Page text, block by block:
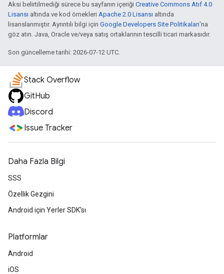
Aksi belirtilmediği sürece bu sayfanın içeriği Creative Commons Atıf 4.0
Lisansı altında ve kod örnekleri Apache 2.0 Lisansı altında
lisanslanmıştır. Ayrıntılı bilgi için Google Developers Site Politikaları'na
göz atın. Java, Oracle ve/veya satış ortaklarının tescilli ticari markasıdır.
Son güncelleme tarihi: 2026-07-12 UTC.
Stack Overflow
GitHub
Discord
Issue Tracker
Daha Fazla Bilgi
SSS
Özellik Gezgini
Android için Yerler SDK'sı
Platformlar
Android
iOS